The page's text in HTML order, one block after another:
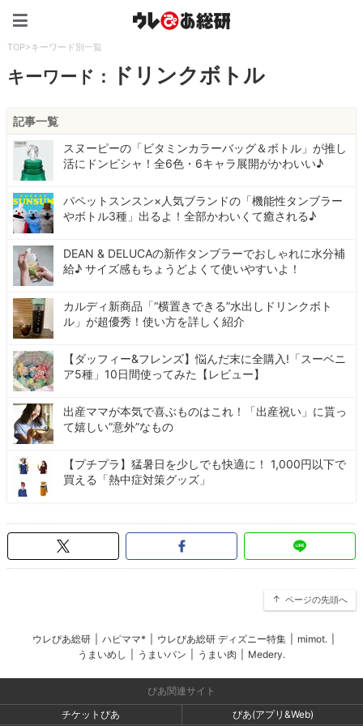
TOP>キーワード別一覧
キーワード： ドリンクボトル
記事一覧
スヌーピーの「ビタミンカラーバッグ＆ボトル」が推し
活にドンピシャ！全6色・6キャラ展開がかわいい♪
パペットスンスン×人気ブランドの「機能性タンブラー
やボトル3種」出るよ！全部かわいくて癒される♪
DEAN & DELUCAの新作タンブラーでおしゃれに水分補
給♪ サイズ感もちょうどよくて使いやすいよ！
カルディ新商品「“横置きできる”水出しドリンクボト
ル」が超優秀！使い方を詳しく紹介
【ダッフィー&フレンズ】悩んだ末に全購入!「スーベニ
ア5種」10日間使ってみた【レビュー】
出産ママが本気で喜ぶものはこれ！「出産祝い」に貰っ
て嬉しい”意外”なもの
【プチプラ】猛暑日を少しでも快適に！ 1,000円以下で
買える「熱中症対策グッズ」
ページの先頭へ
ウレぴあ総研 ハピママ* ウレぴあ総研 ディズニー特集 mimot.
うまいめし
うまいパン うまい肉 Medery.
ぴあ関連サイト
チケットぴあ
ぴあ(アプリ&Web)